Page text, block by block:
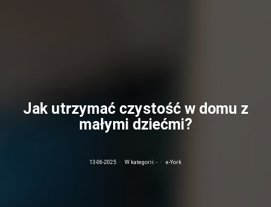
Jak utrzymać czystość w domu z
małymi dziećmi?
13-06-2025 · W kategorii: - · e-York